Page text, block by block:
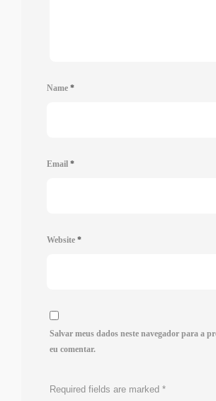
Name *
Email *
Website *
Salvar meus dados neste navegador para a
eu comentar.
Required fields are marked *